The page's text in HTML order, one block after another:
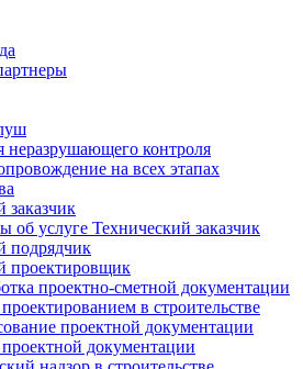
неразрушающего контроля
на всех этапах
заказчик
об услуге Технический заказчик
подрядчик
проектировщик
проектно-сметной документации
в строительстве
проектной документации
документации